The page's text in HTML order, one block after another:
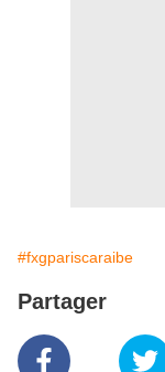
#fxgpariscaraibe
Partager